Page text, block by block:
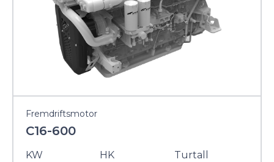
Fremdriftsmotor
C16-600
KW HK Turtall